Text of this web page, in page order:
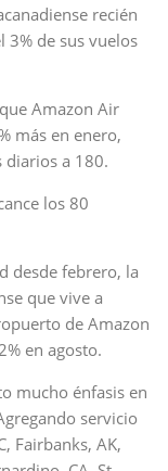
recién
3% de sus vuelos
Amazon Air
más en enero,
a 180.
los 80
desde febrero, la
que vive a
de Amazon
en agosto.
mucho énfasis en
servicio
Fairbanks, AK,